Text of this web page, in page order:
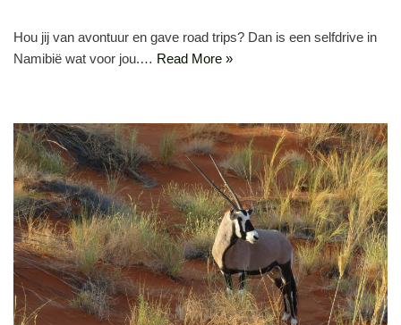
Hou jij van avontuur en gave road trips? Dan is een selfdrive in
Namibië wat voor jou.… Read More »